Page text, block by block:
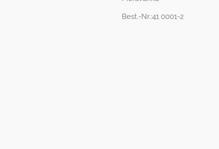
Best.-Nr.:41 0001-2